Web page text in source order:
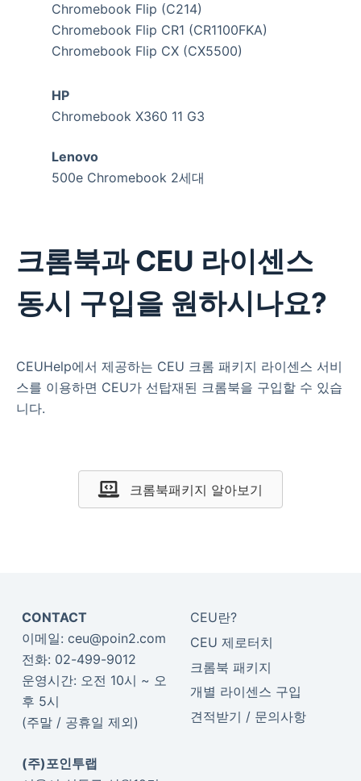
Chromebook Flip (C214)
Chromebook Flip CR1 (CR1100FKA)
Chromebook Flip CX (CX5500)
HP
Chromebook X360 11 G3
Lenovo
500e Chromebook 2세대
크롬북과 CEU 라이센스
동시 구입을 원하시나요?
CEUHelp에서 제공하는 CEU 크롬 패키지 라이센스 서비
스를 이용하면 CEU가 선탑재된 크롬북을 구입할 수 있습
니다.
크롬북패키지 알아보기
CONTACT
이메일: ceu@poin2.com
전화: 02-499-9012
운영시간: 오전 10시 ~ 오
후 5시
(주말 / 공휴일 제외)
CEU란?
CEU 제로터치
크롬북 패키지
개별 라이센스 구입
견적받기 / 문의사항
(주)포인투랩